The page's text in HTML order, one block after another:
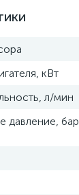
кВт
л/мин
давление, бар